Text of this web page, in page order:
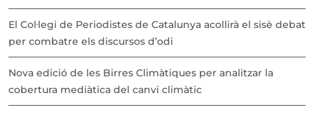
El Col·legi de Periodistes de Catalunya acollirà el sisè debat
per combatre els discursos d’odi
Nova edició de les Birres Climàtiques per analitzar la
cobertura mediàtica del canvi climàtic